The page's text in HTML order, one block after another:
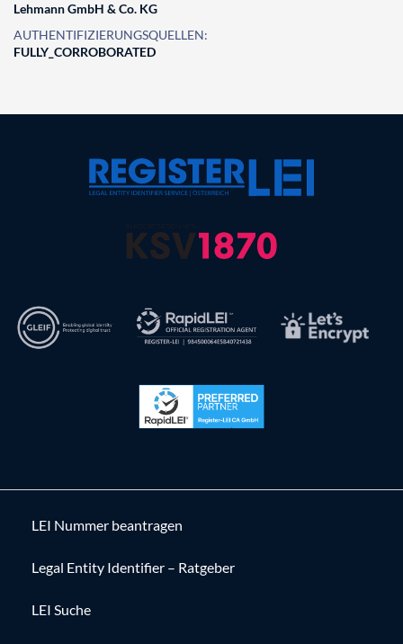
Lehmann GmbH & Co. KG
AUTHENTIFIZIERUNGSQUELLEN:
FULLY_CORROBORATED
LEI Nummer beantragen
Legal Entity Identifier – Ratgeber
LEI Suche